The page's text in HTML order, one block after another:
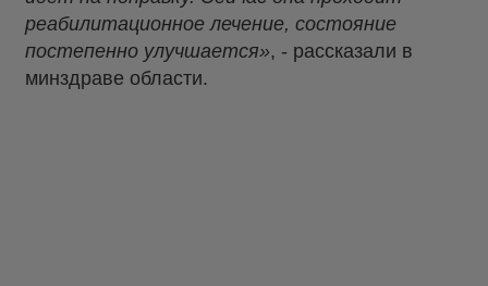
реабилитационное лечение, состояние
постепенно улучшается», - рассказали в
минздраве области.